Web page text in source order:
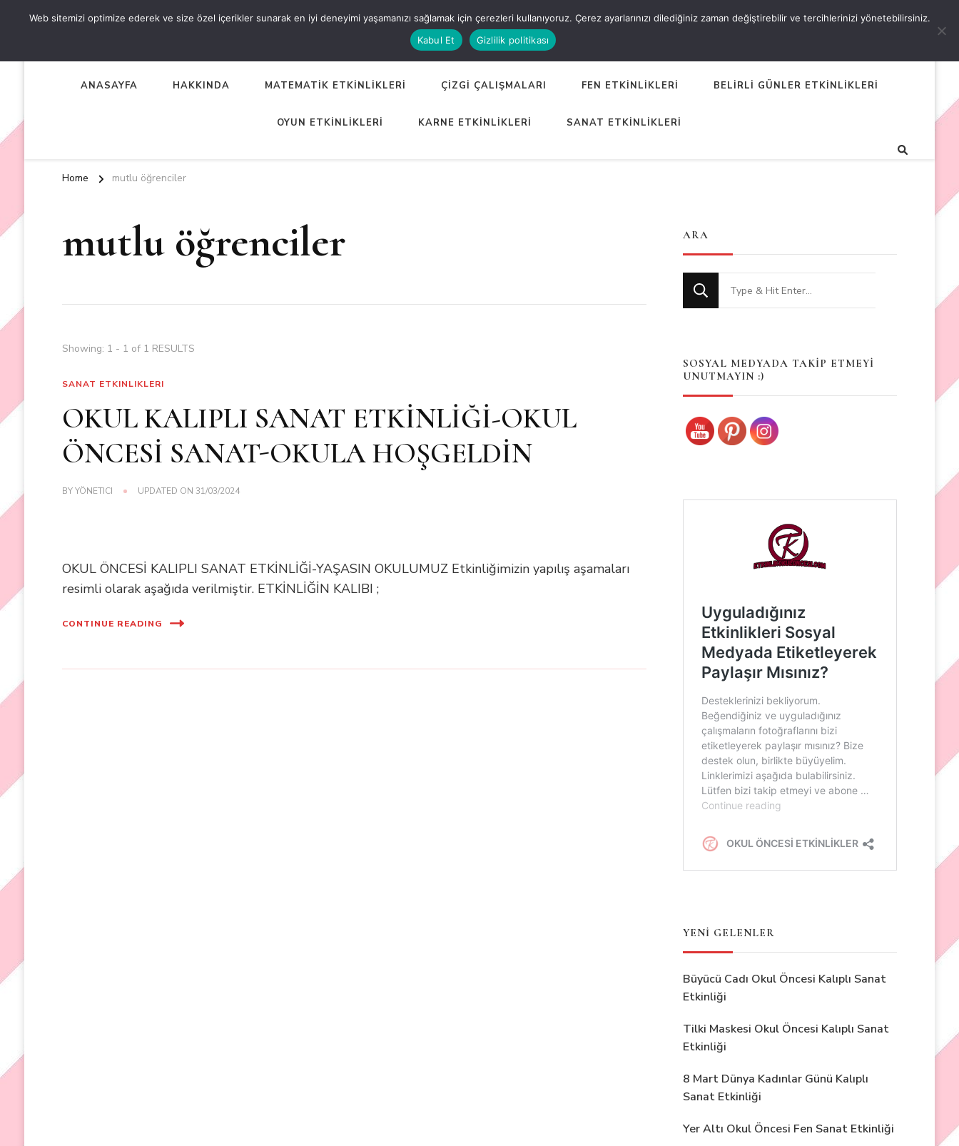
OKUL ÖNCESİ ETKİNLİKLER
ANASAYFA HAKKINDA MATEMATİK ETKİNLİKLERİ ÇİZGİ ÇALIŞMALARI FEN ETKİNLİKLERİ BELİRLİ GÜNLER ETKİNLİKLERİ
OYUN ETKİNLİKLERİ KARNE ETKİNLİKLERİ SANAT ETKİNLİKLERİ
Home mutlu öğrenciler
mutlu öğrenciler
Showing: 1 - 1 of 1 RESULTS
SANAT ETKINLIKLERI
OKUL KALIPLI SANAT ETKİNLİĞİ-OKUL
ÖNCESİ SANAT-OKULA HOŞGELDİN
BYYÖNETICI UPDATED ON 31/03/2024
OKUL ÖNCESİ KALIPLI SANAT ETKİNLİĞİ-YAŞASIN OKULUMUZ Etkinliğimizin yapılış aşamaları
resimli olarak aşağıda verilmiştir. ETKİNLİĞİN KALIBI ;
CONTINUE READING
ARA
Looking
for
SOSYAL MEDYADA TAKİP ETMEYİ
UNUTMAYIN :)
YENİ GELENLER
Büyücü Cadı Okul Öncesi Kalıplı Sanat
Etkinliği
Tilki Maskesi Okul Öncesi Kalıplı Sanat
Etkinliği
8 Mart Dünya Kadınlar Günü Kalıplı
Sanat Etkinliği
Yer Altı Okul Öncesi Fen Sanat Etkinliği
Web sitemizi optimize ederek ve size özel içerikler sunarak en iyi deneyimi yaşamanızı sağlamak için çerezleri kullanıyoruz. Çerez ayarlarınızı dilediğiniz zaman değiştirebilir ve tercihlerinizi yönetebilirsiniz.
Kabul Et
Gizlilik politikası